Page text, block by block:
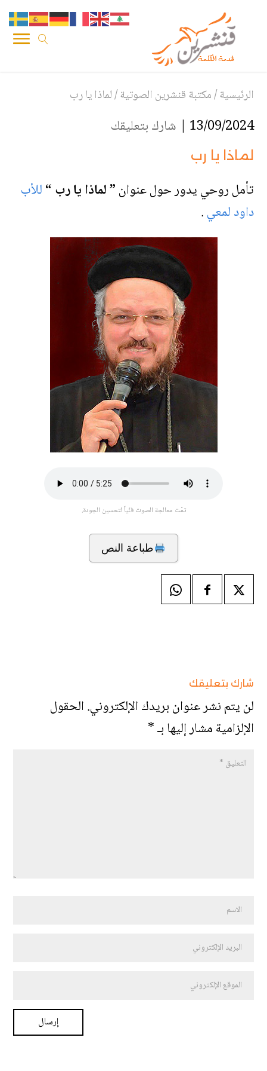
الرئيسية/مكتبة قنشرين الصوتية/لماذا يا رب
13/09/2024 | شارك بتعليقك
لماذا يا رب
تأمل روحي يدور حول عنوان” لماذا يا رب “للأب
داود لمعي.
تمّت معالجة الصوت فنّياً لتحسين الجودة.
طباعة النص
شارك بتعليقك
لن يتم نشر عنوان بريدك الإلكتروني.الحقول
الإلزامية مشار إليها بـ*